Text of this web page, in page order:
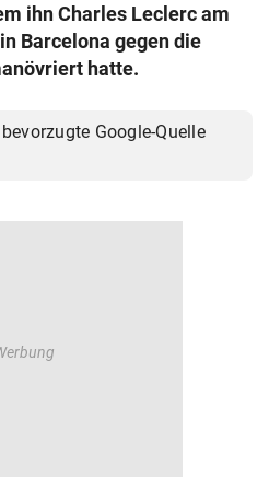
ihn Charles Leclerc am
Barcelona gegen die
hatte.
Google-Quelle